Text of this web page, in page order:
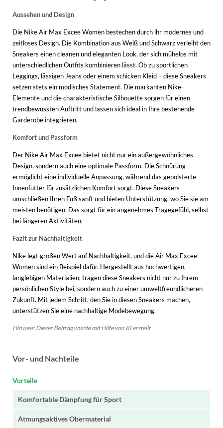
Aussehen und Design
Die Nike Air Max Excee Women bestechen durch ihr modernes und
zeitloses Design. Die Kombination aus Weiß und Schwarz verleiht den
Sneakers einen cleanen und eleganten Look, der sich mühelos mit
unterschiedlichen Outfits kombinieren lässt. Ob zu sportlichen
Leggings, lässigen Jeans oder einem schicken Kleid – diese Sneakers
setzen stets ein modisches Statement. Die markanten Nike-
Elemente und die charakteristische Silhouette sorgen für einen
trendbewussten Auftritt und lassen sich ideal in Ihre bestehende
Garderobe integrieren.
Komfort und Passform
Der Nike Air Max Excee bietet nicht nur ein außergewöhnliches
Design, sondern auch eine optimale Passform. Die Schnürung
ermöglicht eine individuelle Anpassung, während das gepolsterte
Innenfutter für zusätzlichen Komfort sorgt. Diese Sneakers
umschließen Ihren Fuß sanft und bieten Unterstützung, wo Sie sie am
meisten benötigen. Das sorgt für ein angenehmes Tragegefühl, selbst
bei längeren Aktivitäten.
Fazit zur Nachhaltigkeit
Nike legt großen Wert auf Nachhaltigkeit, und die Air Max Excee
Women sind ein Beispiel dafür. Hergestellt aus hochwertigen,
langlebigen Materialien, tragen diese Sneakers nicht nur zu Ihrem
persönlichen Style bei, sondern auch zu einer umweltfreundlicheren
Zukunft. Mit jedem Schritt, den Sie in diesen Sneakers machen,
unterstützen Sie eine nachhaltige Modebewegung.
Hinweis: Dieser Beitrag wurde mit Hilfe von KI erstellt
Vor- und Nachteile
Vorteile
Komfortable Dämpfung für Sport
Atmungsaktives Obermaterial